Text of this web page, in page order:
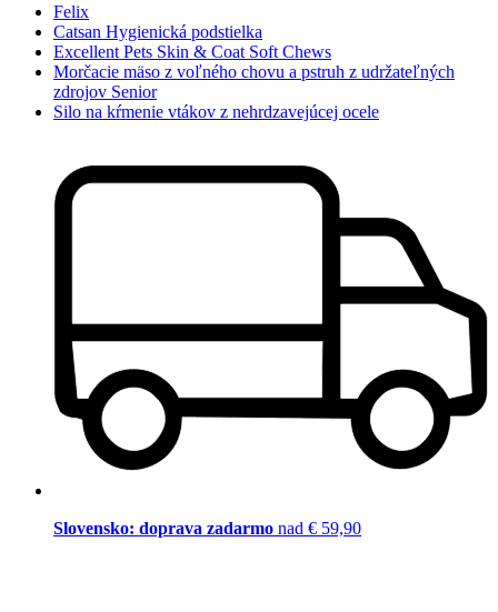
Felix
Catsan Hygienická podstielka
Excellent Pets Skin & Coat Soft Chews
Morčacie mäso z voľného chovu a pstruh z udržateľných
zdrojov Senior
Silo na kŕmenie vtákov z nehrdzavejúcej ocele
Slovensko: doprava zadarmo nad € 59,90